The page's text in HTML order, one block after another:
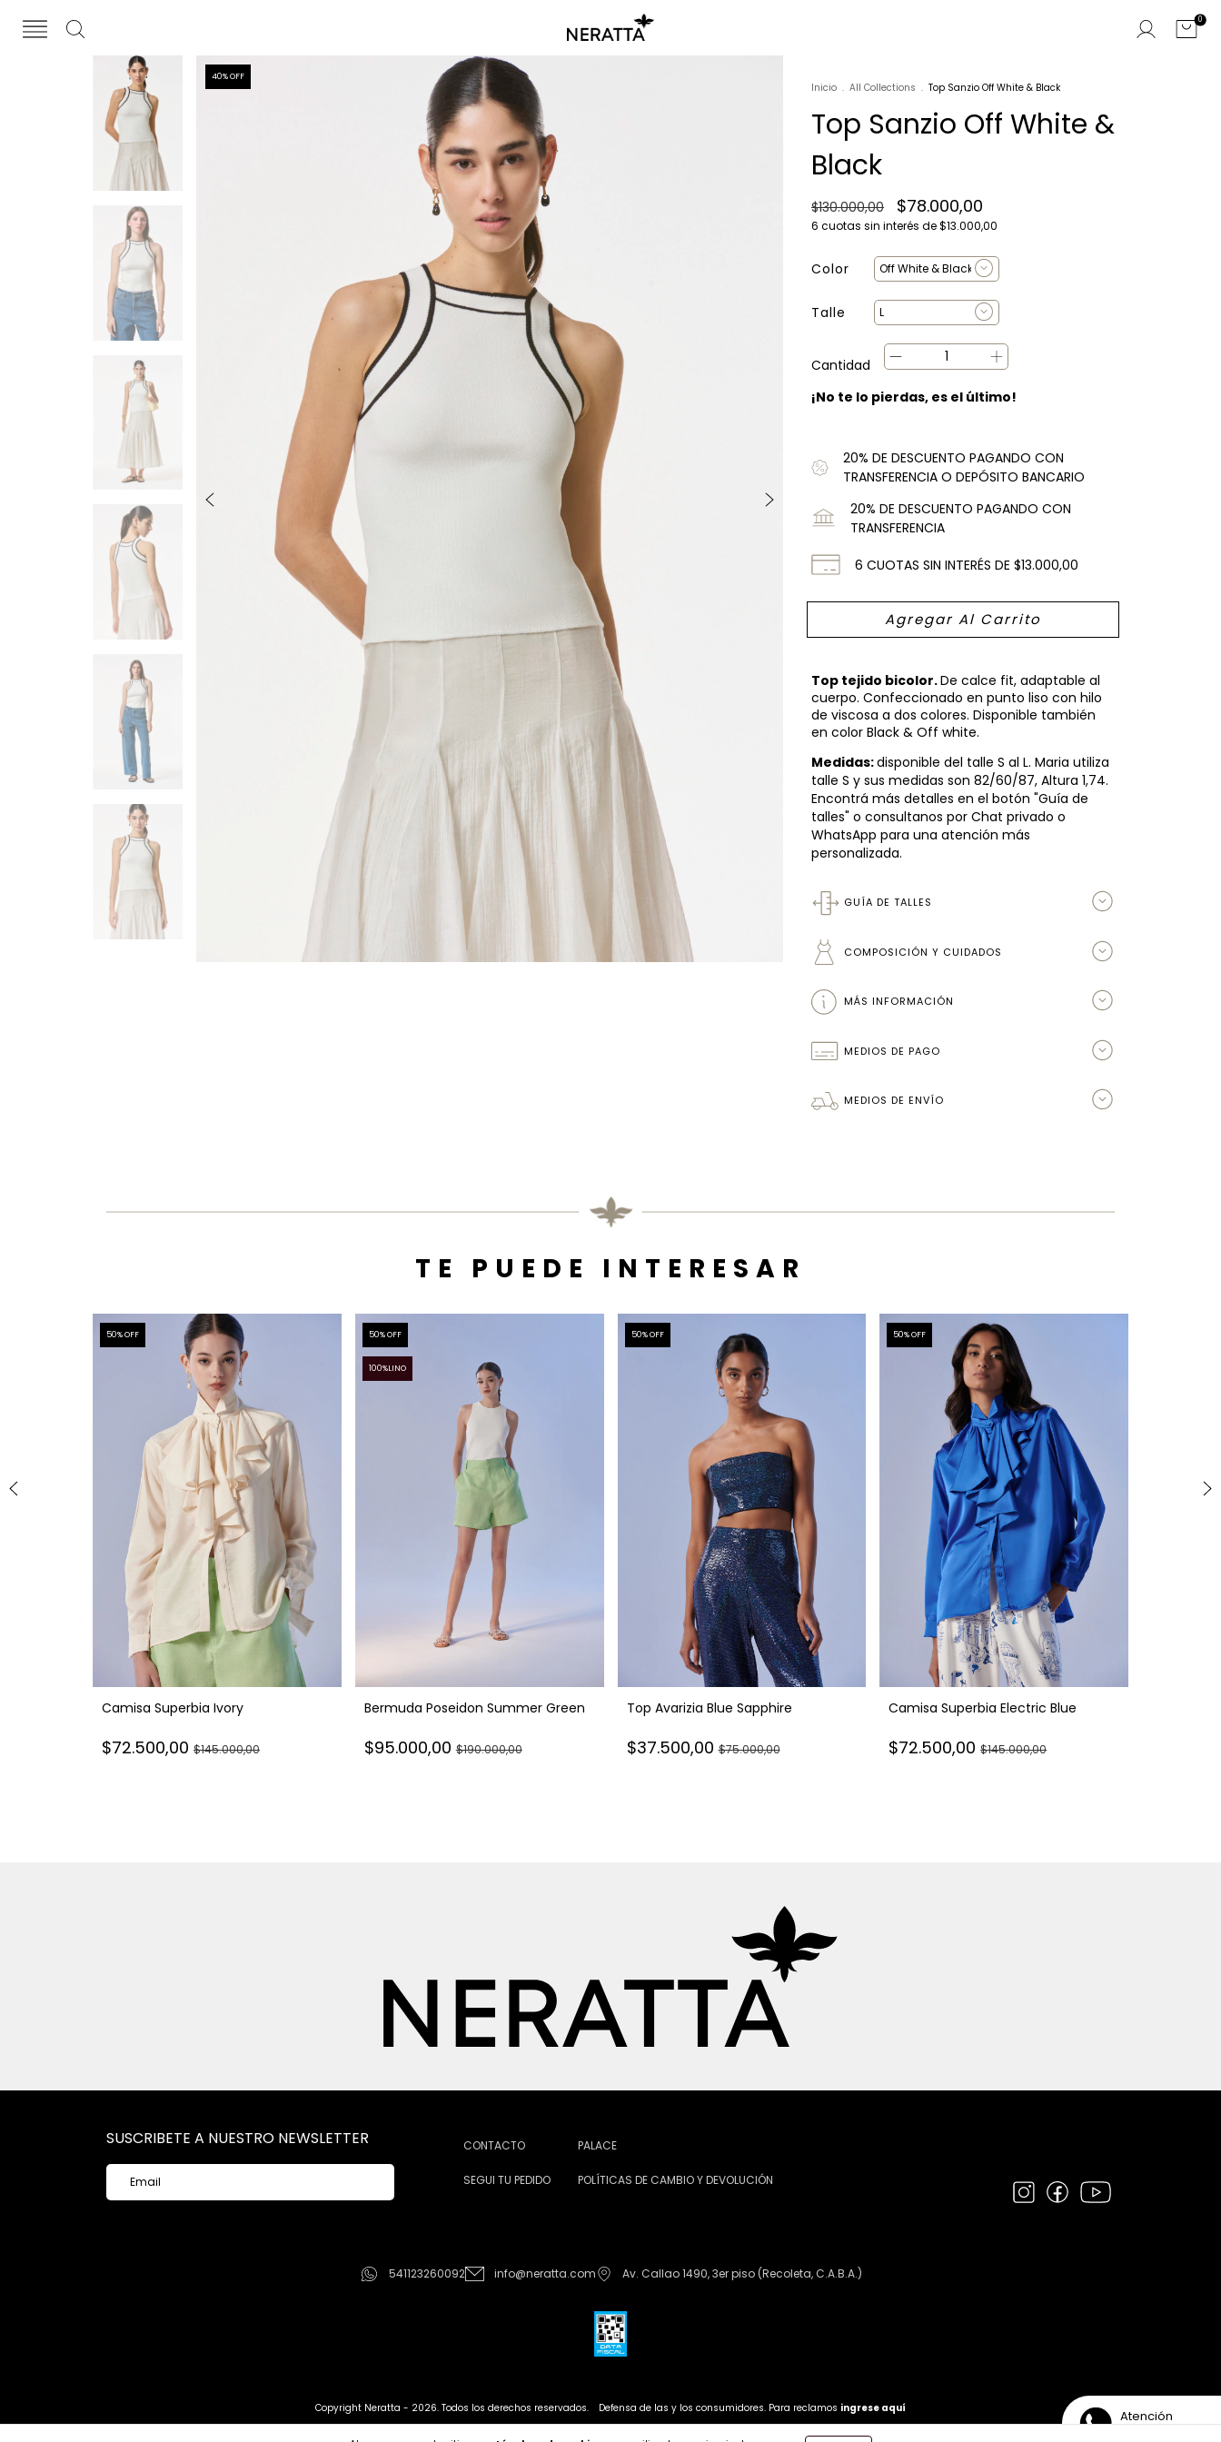
0
40% OFF
Inicio . All Collections . Top Sanzio Off White & Black
Top Sanzio Off White &
Black
$130.000,00 $78.000,00
6 cuotas sin interés de$13.000,00
Color
Talle
Cantidad
¡No te lo pierdas, es el último!
20% DE DESCUENTO PAGANDO CON
TRANSFERENCIA O DEPÓSITO BANCARIO
20% DE DESCUENTO PAGANDO CON
TRANSFERENCIA
6 CUOTAS SIN INTERÉS DE $13.000,00
Top tejido bicolor.De calce fit, adaptable al
cuerpo. Confeccionado en punto liso con hilo
de viscosa a dos colores. Disponible también
en color Black & Off white.
Medidas:disponible del talle S al L. Maria utiliza
talle S y sus medidas son 82/60/87, Altura 1,74.
Encontrá más detalles en el botón "Guía de
talles" o consultanos por Chat privado o
WhatsApp para una atención más
personalizada.
GUÍA DE TALLES
COMPOSICIÓN Y CUIDADOS
MÁS INFORMACIÓN
MEDIOS DE PAGO
MEDIOS DE ENVÍO
TE PUEDE INTERESAR
50% OFF
Camisa Superbia Ivory
$72.500,00 $145.000,00
50% OFF
100%LINO
Bermuda Poseidon Summer Green
$95.000,00$190.000,00
50% OFF
Top Avarizia Blue Sapphire
$37.500,00$75.000,00
50% OFF
Camisa Superbia Electric Blue
$72.500,00$145.000,00
Atención
Personalizada
SUSCRIBETE A NUESTRO NEWSLETTER CONTACTO PALACE
SEGUI TU PEDIDO POLÍTICAS DE CAMBIO Y DEVOLUCIÓN
541123260092 info@neratta.com Av. Callao 1490, 3er piso (Recoleta, C.A.B.A.)
Copyright Neratta - 2026. Todos los derechos reservados. Defensa de las y los consumidores. Para reclamos ingrese aquí
Creado con tiendanube | Desarrollado por Leren